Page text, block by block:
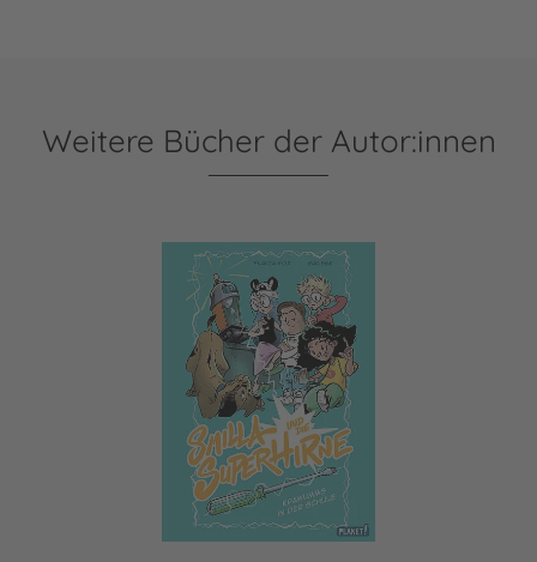
Weitere Bücher der Autor:innen